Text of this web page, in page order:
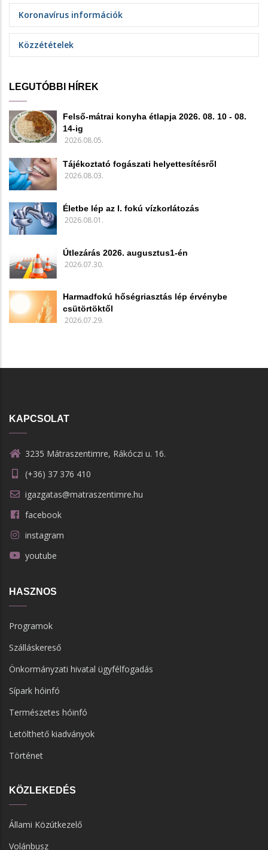
Koronavírus információk
Közzétételek
LEGUTÓBBI HÍREK
Felső-mátrai konyha étlapja 2026. 08. 10 - 08.
14-ig
2026.08.05.
Tájékoztató fogászati helyettesítésről
2026.08.03.
Életbe lép az I. fokú vízkorlátozás
2026.08.01.
Útlezárás 2026. augusztus1-én
2026.07.30.
Harmadfokú hőségriasztás lép érvénybe
csütörtöktől
2026.07.29.
KAPCSOLAT
3235 Mátraszentimre, Rákóczi u. 16.
(+36) 37 376 410
igazgatas@matraszentimre.hu
facebook
instagram
youtube
HASZNOS
Programok
Szálláskereső
Önkormányzati hivatal ügyfélfogadás
Sípark hóinfó
Természetes hóinfó
Letölthető kiadványok
Történet
KÖZLEKEDÉS
Állami Közútkezelő
Volánbusz